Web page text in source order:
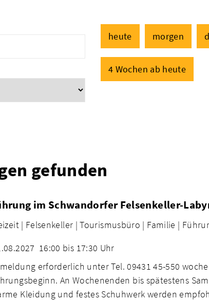
heute morgen
4 Wochen ab heute
gefunden
im Schwandorfer Felsenkeller-
| Felsenkeller | Tourismusbüro | Familie |
16:00 bis 17:30 Uhr
erforderlich unter Tel. 09431 45-550
An Wochenenden bis spätestens
Kleidung und festes Schuhwerk werden